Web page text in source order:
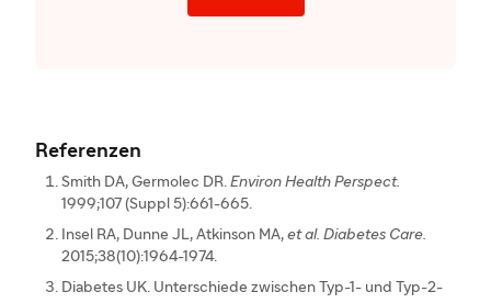
Referenzen
Smith DA, Germolec DR. Environ Health Perspect.
1999;107 (Suppl 5):661-665.
Insel RA, Dunne JL, Atkinson MA, et al. Diabetes Care.
2015;38(10):1964-1974.
Diabetes UK. Unterschiede zwischen Typ-1- und Typ-2-